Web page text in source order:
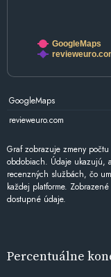
GoogleMaps
GoogleMaps
revieweuro.com
Graf zobrazuje zmeny
obdobiach. Údaje ukazujú,
recenzných službách, čo
každej platforme.
dostupné údaje.
Percentuálne